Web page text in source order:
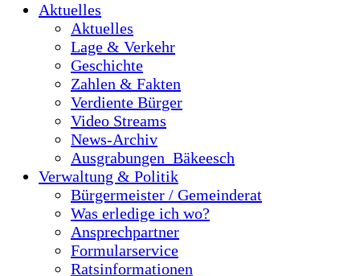
Aktuelles
Aktuelles
Lage & Verkehr
Geschichte
Zahlen & Fakten
Verdiente Bürger
Video Streams
News-Archiv
Ausgrabungen_Bäkeesch
Verwaltung & Politik
Bürgermeister / Gemeinderat
Was erledige ich wo?
Ansprechpartner
Formularservice
Ratsinformationen